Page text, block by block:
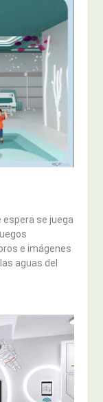
espera se juega
e imágenes
aguas del